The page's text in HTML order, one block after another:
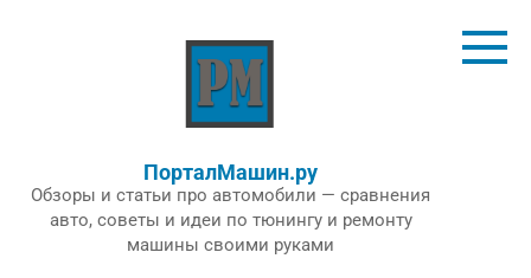
ПорталМашин.ру
Обзоры и статьи про автомобили — сравнения
авто, советы и идеи по тюнингу и ремонту
машины своими руками